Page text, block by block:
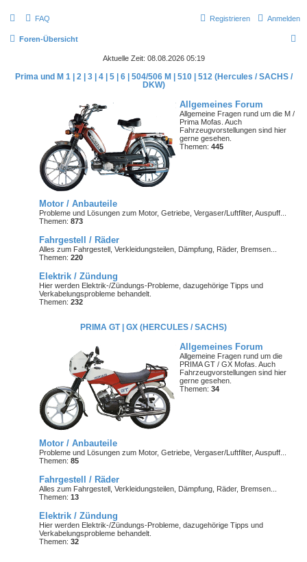
FAQ Anmelden
Registrieren
Foren-Übersicht
Aktuelle Zeit: 08.08.2026 05:19
Prima und M 1 | 2 | 3 | 4 | 5 | 6 | 504/506 M | 510 | 512 (Hercules / SACHS /
DKW)
Allgemeines Forum
Allgemeine Fragen rund um die M /
Prima Mofas. Auch
Fahrzeugvorstellungen sind hier
gerne gesehen.
Themen: 445
Motor / Anbauteile
Probleme und Lösungen zum Motor, Getriebe, Vergaser/Luftfilter, Auspuff...
Themen: 873
Fahrgestell / Räder
Alles zum Fahrgestell, Verkleidungsteilen, Dämpfung, Räder, Bremsen...
Themen: 220
Elektrik / Zündung
Hier werden Elektrik-/Zündungs-Probleme, dazugehörige Tipps und
Verkabelungsprobleme behandelt.
Themen: 232
PRIMA GT | GX (HERCULES / SACHS)
Allgemeines Forum
Allgemeine Fragen rund um die
PRIMA GT / GX Mofas. Auch
Fahrzeugvorstellungen sind hier
gerne gesehen.
Themen: 34
Motor / Anbauteile
Probleme und Lösungen zum Motor, Getriebe, Vergaser/Luftfilter, Auspuff...
Themen: 85
Fahrgestell / Räder
Alles zum Fahrgestell, Verkleidungsteilen, Dämpfung, Räder, Bremsen...
Themen: 13
Elektrik / Zündung
Hier werden Elektrik-/Zündungs-Probleme, dazugehörige Tipps und
Verkabelungsprobleme behandelt.
Themen: 32